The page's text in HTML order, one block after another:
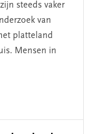
steeds vaker
van
platteland
Mensen in